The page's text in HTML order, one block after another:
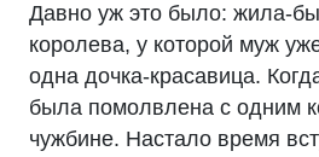
Давно уж это было: жила-
королева, у которой муж
одна дочка-красавица.
была помолвлена с одним
чужбине. Настало время